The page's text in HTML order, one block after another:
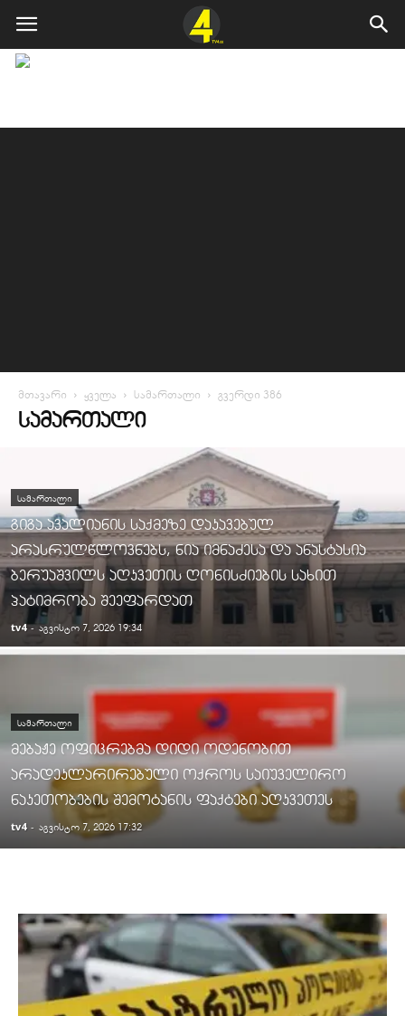
მთავარი ყველა სამართალი გვერდი 386
ᲡᲐᲛᲐᲠᲗᲐᲚᲘ
ᲡᲐᲛᲐᲠᲗᲐᲚᲘ
გიგა ავალიანის საქმეზე დაკავებულ
არასრულწლოვნებს, ნია იმნაძესა და ანასტასია
ბერუაშვილს აღკვეთის ღონისძიების სახით
პატიმრობა შეეფარდათ
tv4 - აგვისტო 7, 2026 19:34
ᲡᲐᲛᲐᲠᲗᲐᲚᲘ
მებაჟე ოფიცრებმა დიდი ოდენობით
არადეკლარირებული ოქროს საიუველირო
ნაკეთობების შემოტანის ფაქტები აღკვეთეს
tv4 - აგვისტო 7, 2026 17:32